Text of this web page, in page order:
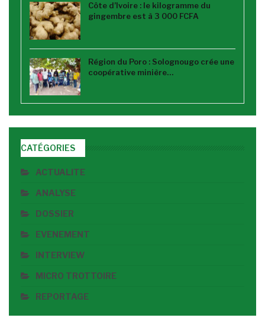
Côte d’Ivoire : le kilogramme du
gingembre est à 3 000 FCFA
Région du Poro : Solognougo crée une
coopérative minière…
CATÉGORIES
ACTUALITE
ANALYSE
DOSSIER
EVENEMENT
INTERVIEW
MICRO TROTTOIRE
REPORTAGE